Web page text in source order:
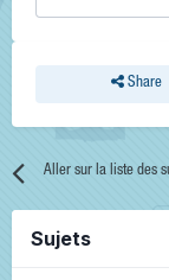
Share
Aller sur la liste des
Sujets